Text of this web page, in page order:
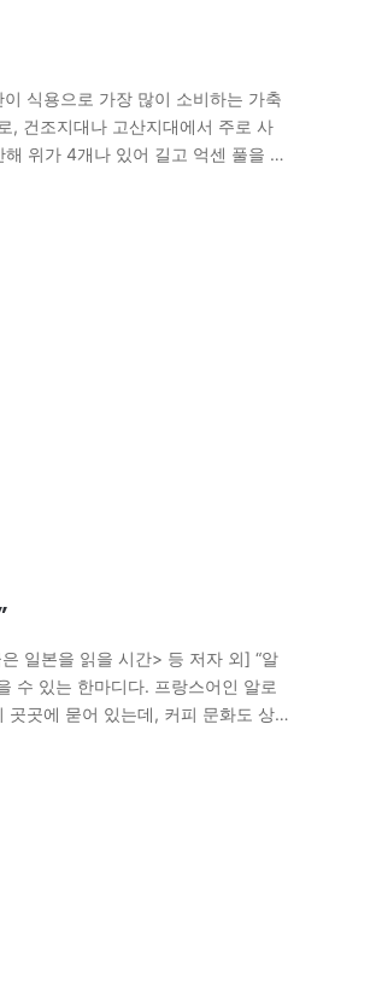
이 식용으로 가장 많이 소비하는 가축
, 건조지대나 고산지대에서 주로 사
위가 4개나 있어 길고 억센 풀을 소
일본을 읽을 시간> 등 저자 외] “알
수 있는 한마디다. 프랑스어인 알로
곳곳에 묻어 있는데, 커피 문화도 상